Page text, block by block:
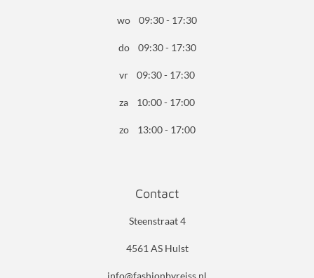
wo 09:30 - 17:30
do 09:30 - 17:30
vr 09:30 - 17:30
za 10:00 - 17:00
zo 13:00 - 17:00
Contact
Steenstraat 4
4561 AS Hulst